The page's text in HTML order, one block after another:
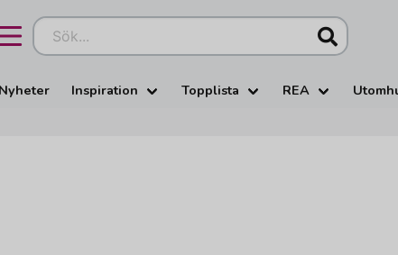
Sök...
Inspiration Topplista REA